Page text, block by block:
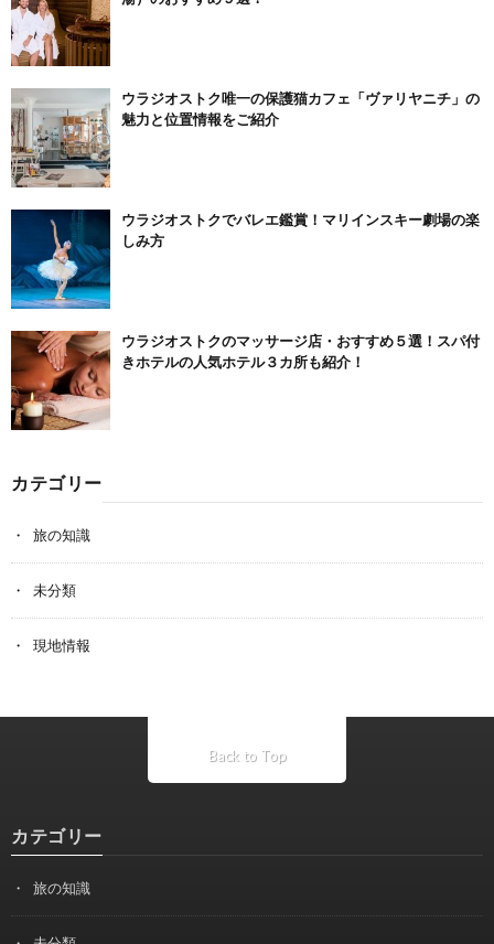
ウラジオストク唯一の保護猫カフェ「ヴァリヤニチ」の
魅力と位置情報をご紹介
ウラジオストクでバレエ鑑賞！マリインスキー劇場の楽
しみ方
ウラジオストクのマッサージ店・おすすめ５選！スパ付
きホテルの人気ホテル３カ所も紹介！
カテゴリー
旅の知識
未分類
現地情報
Back to Top
カテゴリー
旅の知識